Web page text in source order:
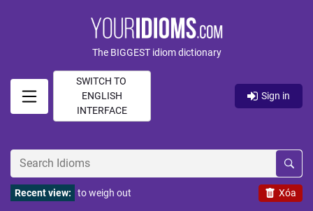
The BIGGEST idiom dictionary
SWITCH TO
ENGLISH
INTERFACE
Sign in
Xóa
Recent view: to weigh out